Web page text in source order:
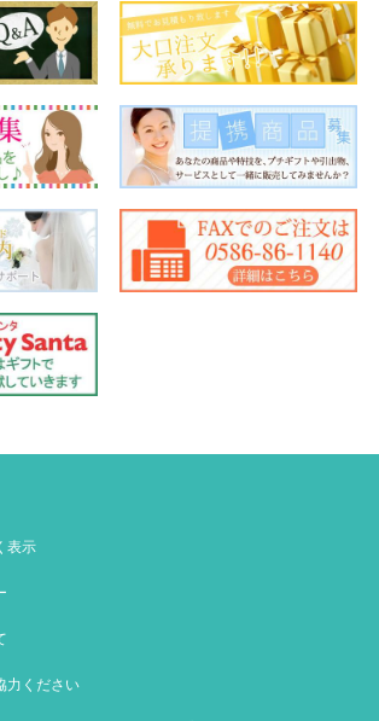
表示
力ください